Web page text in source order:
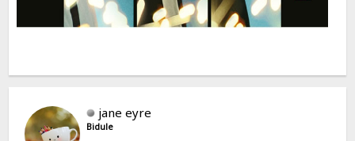
jane eyre
Bidule